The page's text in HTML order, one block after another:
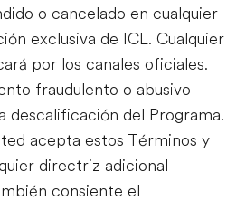
o cancelado en cualquier
exclusiva de ICL. Cualquier
por los canales oficiales.
fraudulento o abusivo
descalificación del Programa.
acepta estos Términos y
directriz adicional
consiente el